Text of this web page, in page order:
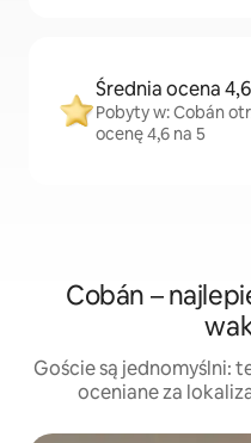
Średnia ocena 4,6
Pobyty w: Cobán
ocenę 4,6 na 5
Cobán –
Goście są jednomyślni:
oceniane za